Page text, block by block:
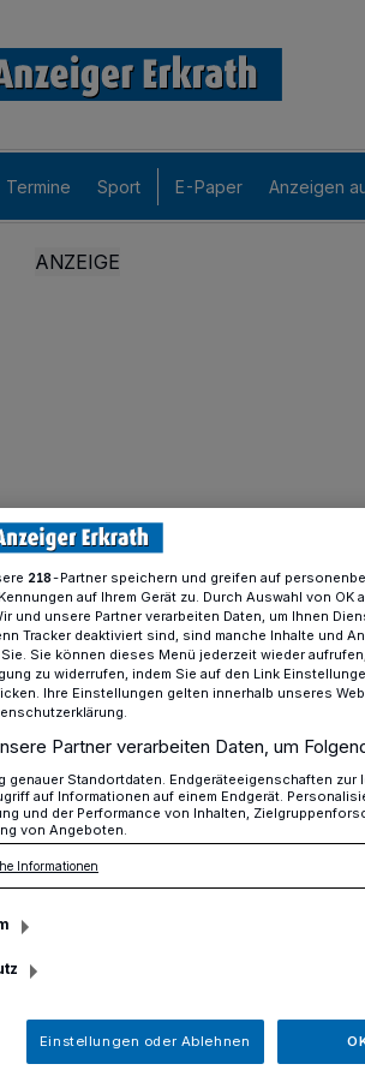
Termine Sport E-Paper Anzeigen
und Camper auf die Waage
die Waage
in Nordrhein-Westfalen
wieder eine Wiegeaktion
Camper an: Am Samstag, 27.
und -freunde ihre Fahrzeuge
der Polizeiwache am
218-Partner speichern und greifen auf
auf Ihrem Gerät zu. Durch Auswahl von
und unsere Partner verarbeiten Daten, um Ihnen
Tracker deaktiviert sind, sind manche Inhalte und
Sie können dieses Menü jederzeit wieder
zu widerrufen, indem Sie auf den Link
Ihre Einstellungen gelten innerhalb unseres
Partner verarbeiten Daten, um
genauer Standortdaten. Endgeräteeigenschaften zur
auf Informationen auf einem Endgerät.
und der Performance von Inhalten,
von Angeboten.
Informationen
Einstellungen oder Ablehnen